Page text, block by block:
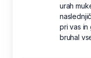
urah
pri vas in
bruhal